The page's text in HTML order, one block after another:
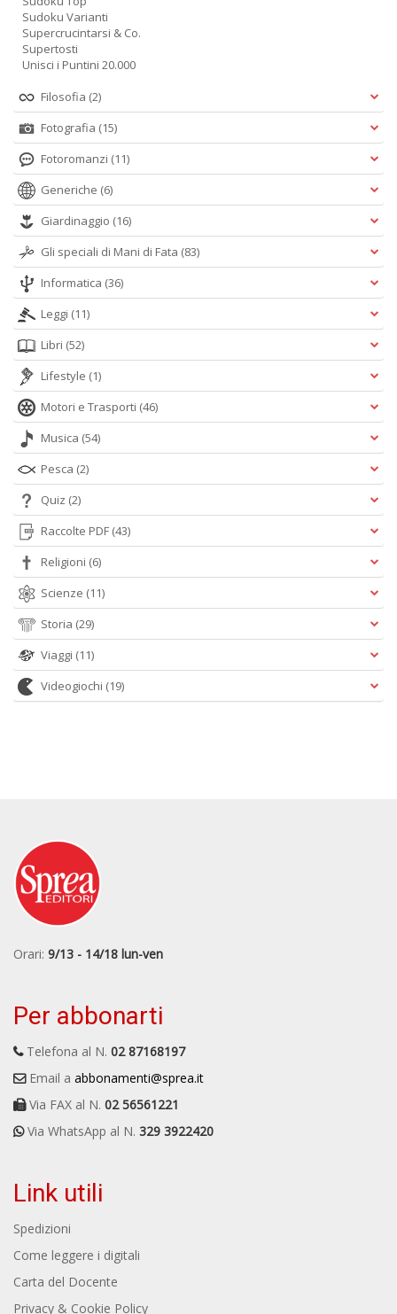
Sudoku Varianti
Supercrucintarsi & Co.
Supertosti
Unisci i Puntini 20.000
Filosofia (2)
Fotografia (15)
Fotoromanzi (11)
Generiche (6)
Giardinaggio (16)
Gli speciali di Mani di Fata (83)
Informatica (36)
Leggi (11)
Libri (52)
Lifestyle (1)
Motori e Trasporti (46)
Musica (54)
Pesca (2)
Quiz (2)
Raccolte PDF (43)
Religioni (6)
Scienze (11)
Storia (29)
Viaggi (11)
Videogiochi (19)
Orari: 9/13 - 14/18 lun-ven
Per abbonarti
Telefona al N. 02 87168197
Email a abbonamenti@sprea.it
Via FAX al N. 02 56561221
Via WhatsApp al N. 329 3922420
Link utili
Spedizioni
Come leggere i digitali
Carta del Docente
Privacy & Cookie Policy